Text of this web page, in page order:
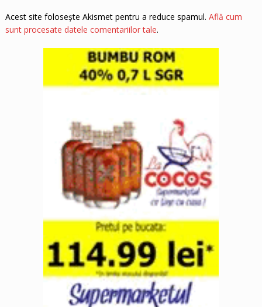
Acest site folosește Akismet pentru a reduce spamul. Află cum
sunt procesate datele comentariilor tale.